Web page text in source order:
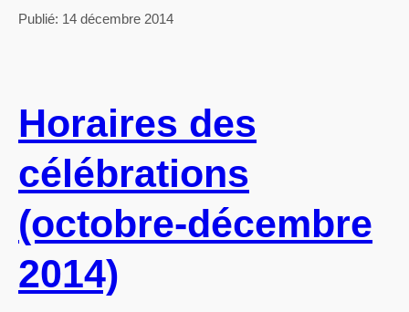
Publié: 14 décembre 2014
Horaires des
célébrations
(octobre-décembre
2014)